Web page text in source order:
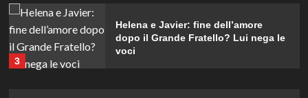
3
Helena e Javier: fine dell’amore
dopo il Grande Fratello? Lui nega le
voci